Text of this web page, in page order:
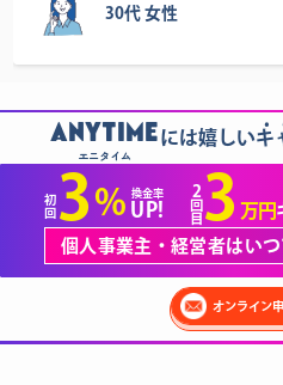
30代 女性
ANYTIME
エニタイム
には嬉しいキ
初
回 3 % 換金率
UP!
2
回
目3 万円
個人事業主・経営者はい
オンライン